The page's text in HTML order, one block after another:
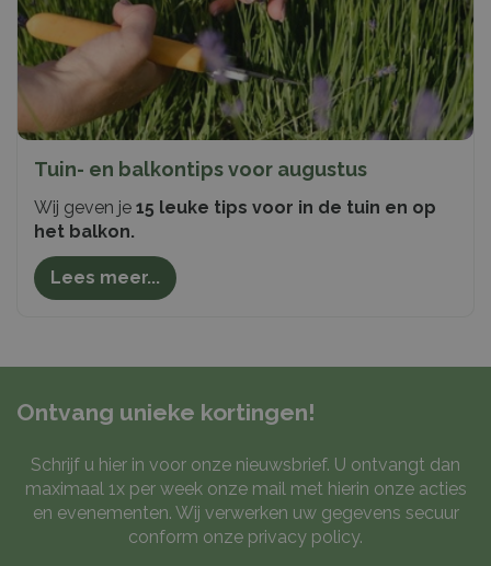
Tuin- en balkontips voor augustus
Wij geven je 15 leuke tips voor in de tuin en op
het balkon.
Lees meer...
Ontvang unieke kortingen!
Schrijf u hier in voor onze nieuwsbrief. U ontvangt dan
maximaal 1x per week onze mail met hierin onze acties
en evenementen. Wij verwerken uw gegevens secuur
conform onze privacy policy.